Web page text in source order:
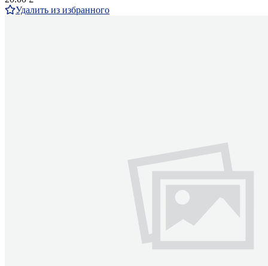
Удалить из избранного